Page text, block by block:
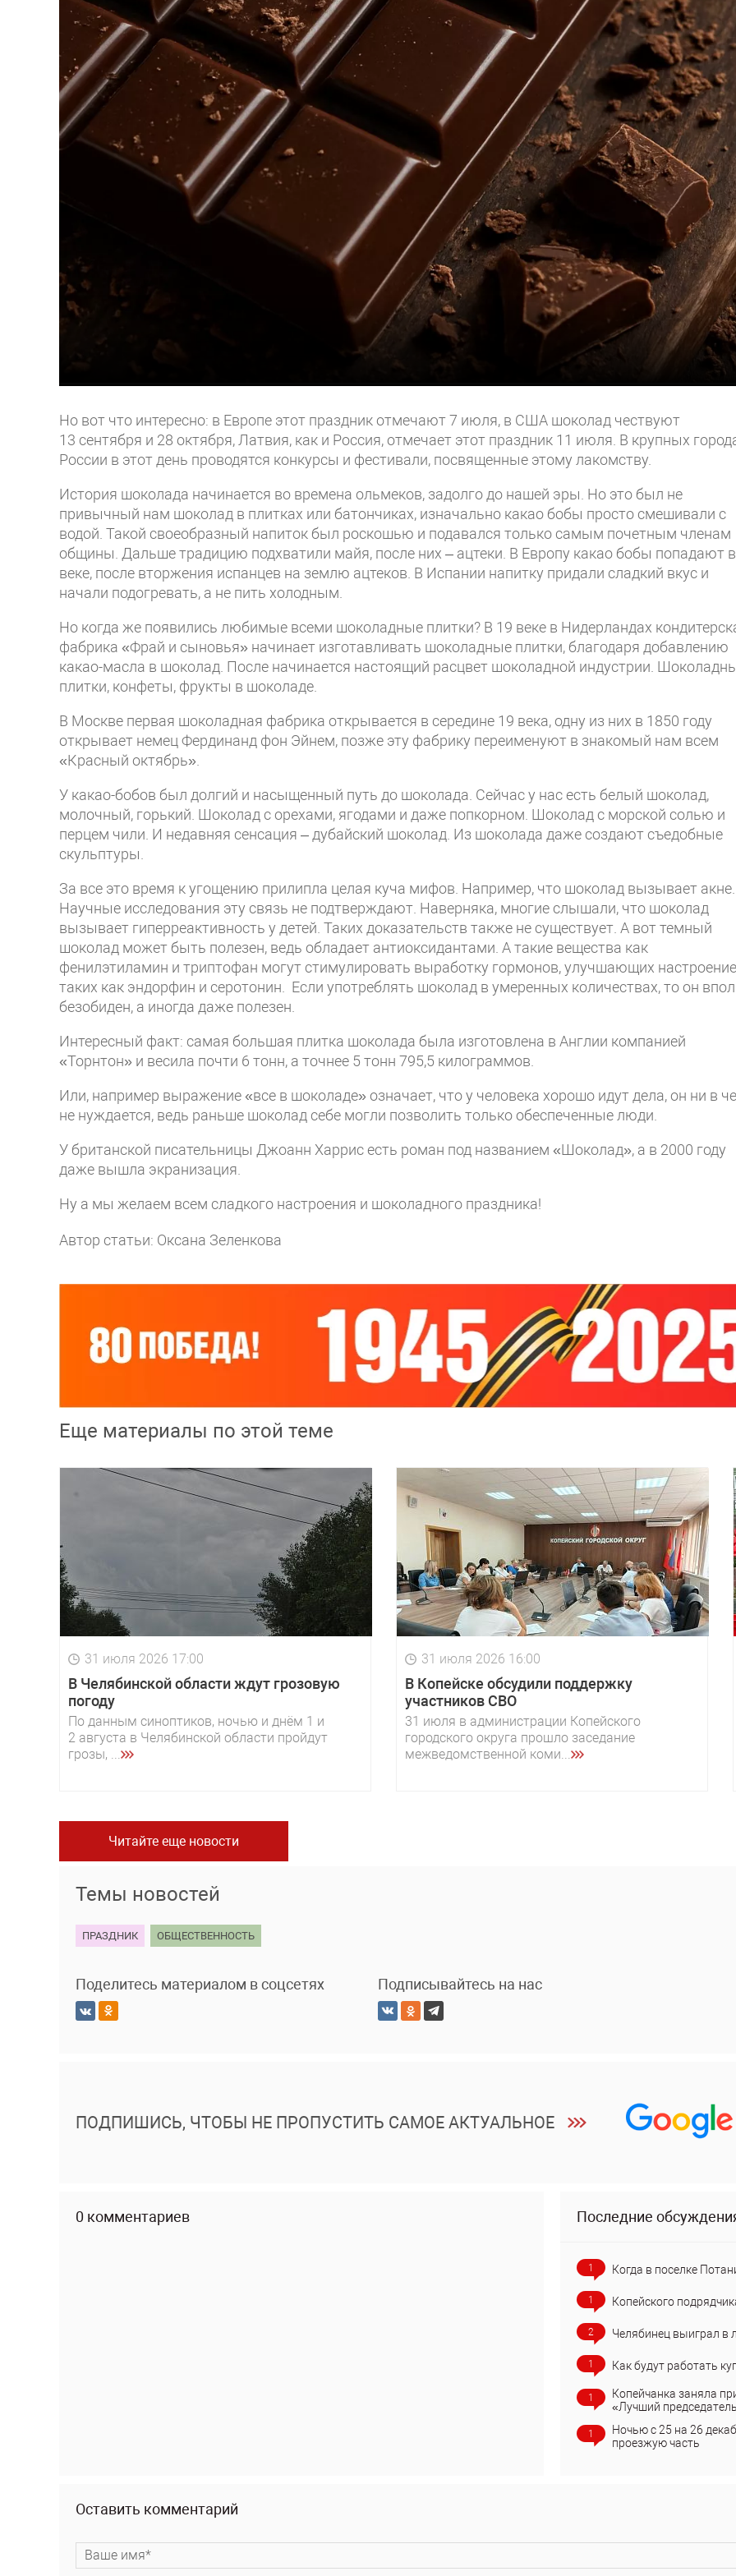
Но вот что интересно: в Европе этот праздник отмечают 7 июля, в США шоколад чествуют
13 сентября и 28 октября, Латвия, как и Россия, отмечает этот праздник 11 июля. В крупных
России в этот день проводятся конкурсы и фестивали, посвященные этому лакомству.
История шоколада начинается во времена ольмеков, задолго до нашей эры. Но это был не
привычный нам шоколад в плитках или батончиках, изначально какао бобы просто смешивали с
водой. Такой своеобразный напиток был роскошью и подавался только самым почетным членам
общины. Дальше традицию подхватили майя, после них – ацтеки. В Европу какао бобы попадают
веке, после вторжения испанцев на землю ацтеков. В Испании напитку придали сладкий вкус и
начали подогревать, а не пить холодным.
Но когда же появились любимые всеми шоколадные плитки? В 19 веке в Нидерландах
фабрика «Фрай и сыновья» начинает изготавливать шоколадные плитки, благодаря добавлению
какао-масла в шоколад. После начинается настоящий расцвет шоколадной индустрии.
плитки, конфеты, фрукты в шоколаде.
В Москве первая шоколадная фабрика открывается в середине 19 века, одну из них в 1850 году
открывает немец Фердинанд фон Эйнем, позже эту фабрику переименуют в знакомый нам всем
«Красный октябрь».
У какао-бобов был долгий и насыщенный путь до шоколада. Сейчас у нас есть белый шоколад,
молочный, горький. Шоколад с орехами, ягодами и даже попкорном. Шоколад с морской солью и
перцем чили. И недавняя сенсация – дубайский шоколад. Из шоколада даже создают съедобные
скульптуры.
За все это время к угощению прилипла целая куча мифов. Например, что шоколад вызывает акне.
Научные исследования эту связь не подтверждают. Наверняка, многие слышали, что шоколад
вызывает гиперреактивность у детей. Таких доказательств также не существует. А вот темный
шоколад может быть полезен, ведь обладает антиоксидантами. А такие вещества как
фенилэтиламин и триптофан могут стимулировать выработку гормонов, улучшающих
таких как эндорфин и серотонин. Если употреблять шоколад в умеренных количествах, то он
безобиден, а иногда даже полезен.
Интересный факт: самая большая плитка шоколада была изготовлена в Англии компанией
«Торнтон» и весила почти 6 тонн, а точнее 5 тонн 795,5 килограммов.
Или, например выражение «все в шоколаде» означает, что у человека хорошо идут дела, он ни в
не нуждается, ведь раньше шоколад себе могли позволить только обеспеченные люди.
У британской писательницы Джоанн Харрис есть роман под названием «Шоколад», а в 2000 году
даже вышла экранизация.
Ну а мы желаем всем сладкого настроения и шоколадного праздника!
Автор статьи: Оксана Зеленкова
Еще материалы по этой теме
31 июля 2026 17:00
В Челябинской области ждут грозовую
погоду
По данным синоптиков, ночью и днём 1 и
2 августа в Челябинской области пройдут
грозы, ...
31 июля 2026 16:00
В Копейске обсудили поддержку
участников СВО
31 июля в администрации Копейского
городского округа прошло заседание
межведомственной коми...
Читайте еще новости
Темы новостей
ПРАЗДНИК ОБЩЕСТВЕННОСТЬ
Поделитесь материалом в соцсетях Подписывайтесь на нас
ПОДПИШИСЬ, ЧТОБЫ НЕ ПРОПУСТИТЬ САМОЕ АКТУАЛЬНОЕ
0 комментариев Последние
1 Когда в поселке
1 Копейского
2 Челябинец выиграл в
1 Как будут работать
1
Копейчанка заняла
«Лучший
1
Ночью с 25 на 26
проезжую часть
Оставить комментарий